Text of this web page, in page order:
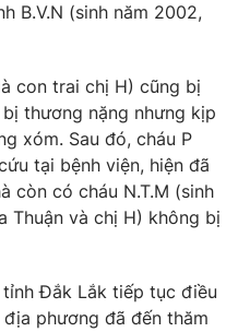
Việt Nam
B.V.N (sinh năm 2002,
con trai chị H) cũng bị
thương nặng nhưng kịp
xóm. Sau đó, cháu P
tại bệnh viện, hiện đã
còn có cháu N.T.M (sinh
Thuận và chị H) không bị
Đắk Lắk tiếp tục điều
phương đã đến thăm